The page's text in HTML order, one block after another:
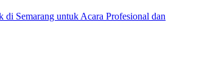
di Semarang untuk Acara Profesional dan